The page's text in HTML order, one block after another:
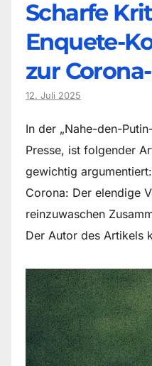
Scharfe
Enquete-
zur
12. Juli 2025
In der „Nahe-den-
Presse, ist folgender
gewichtig
Corona: Der elendige
reinzuwaschen
Der Autor des Artikels